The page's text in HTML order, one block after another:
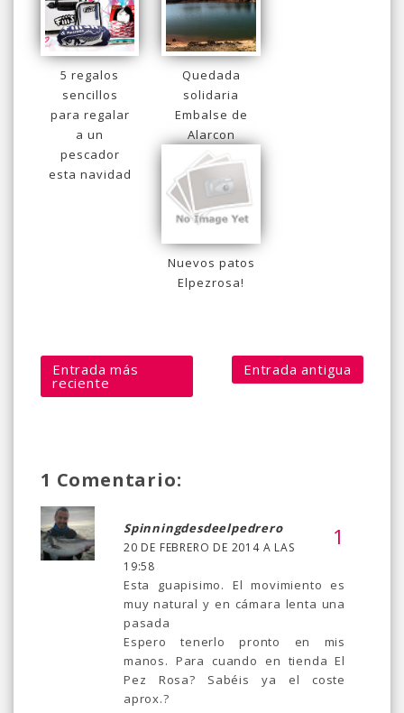
5 regalos
sencillos
para regalar
a un
pescador
esta navidad
Quedada
solidaria
Embalse de
Alarcon
Nuevos patos
Elpezrosa!
Entrada más
reciente
Entrada antigua
1 Comentario:
Spinningdesdeelpedrero
20 DE FEBRERO DE 2014 A LAS
19:58
Esta guapisimo. El movimiento es
muy natural y en cámara lenta una
pasada
Espero tenerlo pronto en mis
manos. Para cuando en tienda El
Pez Rosa? Sabéis ya el coste
aprox.?